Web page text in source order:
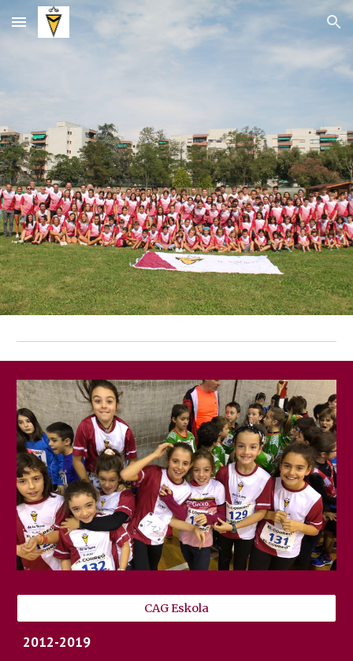
Skip to main content Skip to navigation
CAG Eskola
2012-2019